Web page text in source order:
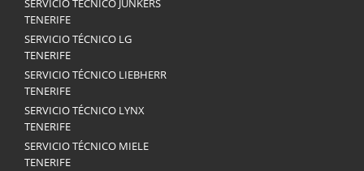
SERVICIO TÉCNICO JUNKERS
TENERIFE
SERVICIO TÉCNICO LG
TENERIFE
SERVICIO TÉCNICO LIEBHERR
TENERIFE
SERVICIO TÉCNICO LYNX
TENERIFE
SERVICIO TÉCNICO MIELE
TENERIFE